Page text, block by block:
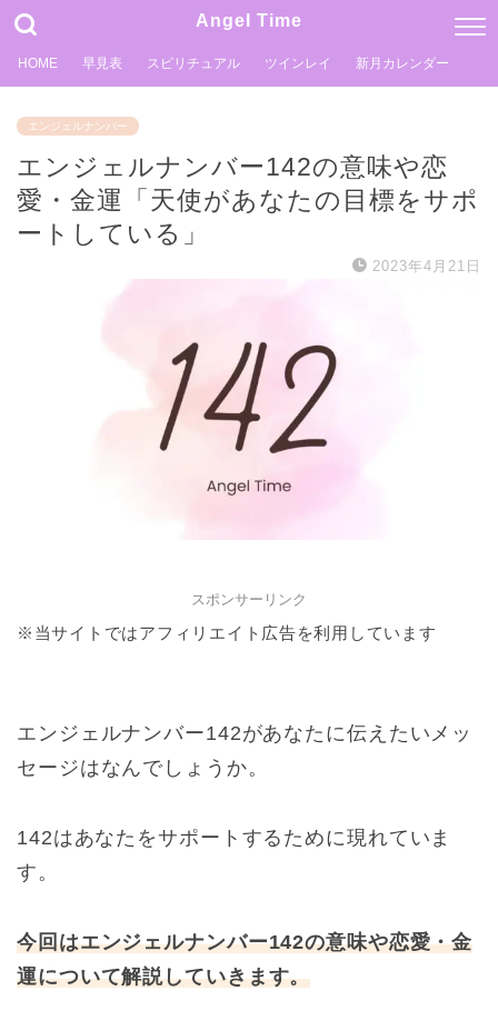
Angel Time
HOME 早見表 スピリチュアル ツインレイ 新月カレンダー
エンジェルナンバー
エンジェルナンバー142の意味や恋
愛・金運「天使があなたの目標をサポ
ートしている」
2023年4月21日
スポンサーリンク
※当サイトではアフィリエイト広告を利用しています
エンジェルナンバー142があなたに伝えたいメッ
セージはなんでしょうか。
142はあなたをサポートするために現れていま
す。
今回はエンジェルナンバー142の意味や恋愛・金
運について解説していきます。